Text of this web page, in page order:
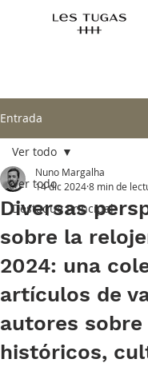
Entrada
Ver todo
Destaque Principal
Ver todo
Diversas
sobre la
2024: una
artículos de
autores
históricos,
Nuno Margalha
14 dic 20248 min de